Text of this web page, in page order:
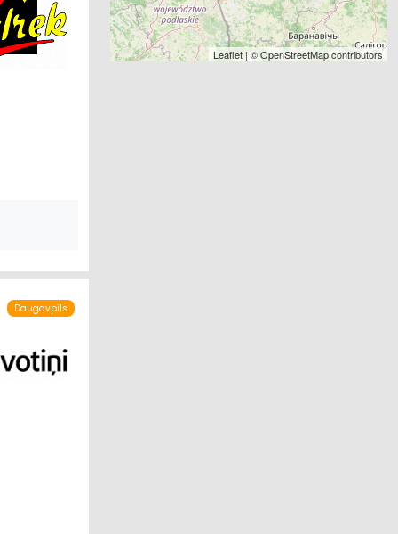
Daugavpils
Leaflet | ©OpenStreetMapcontributors